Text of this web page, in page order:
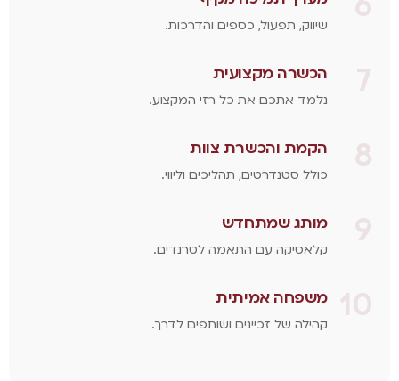
שיווק, תפעול, כספים והדרכות.
הכשרה מקצועית
נלמד אתכם את כל רזי המקצוע.
הקמת והכשרת צוות
כולל סטנדרטים, תהליכים וליווי.
מותג שמתחדש
קלאסיקה עם התאמה לטרנדים.
משפחה אמיתית
קהילה של זכיינים ושותפים לדרך.